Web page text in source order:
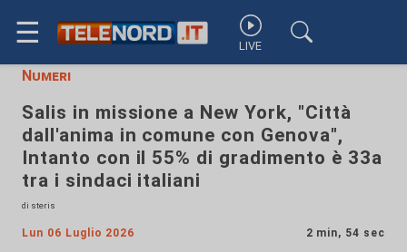
☰ LIVE
Numeri
Salis in missione a New York, "Città
dall'anima in comune con Genova",
Intanto con il 55% di gradimento è 33a
tra i sindaci italiani
di steris
Lun 06 Luglio 2026 2 min, 54 sec